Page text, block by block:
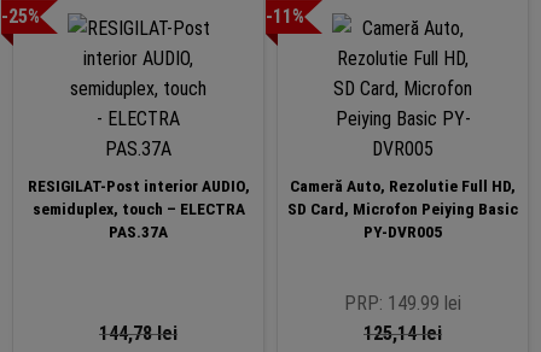
-25%
RESIGILAT-Post interior AUDIO,
semiduplex, touch – ELECTRA
PAS.37A
144,78lei
-11%
Cameră Auto, Rezolutie Full HD,
SD Card, Microfon Peiying Basic
PY-DVR005
PRP: 149.99 lei
125,14lei